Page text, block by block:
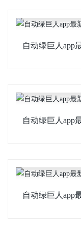
自动绿巨人app
自动绿巨人app
自动绿巨人app